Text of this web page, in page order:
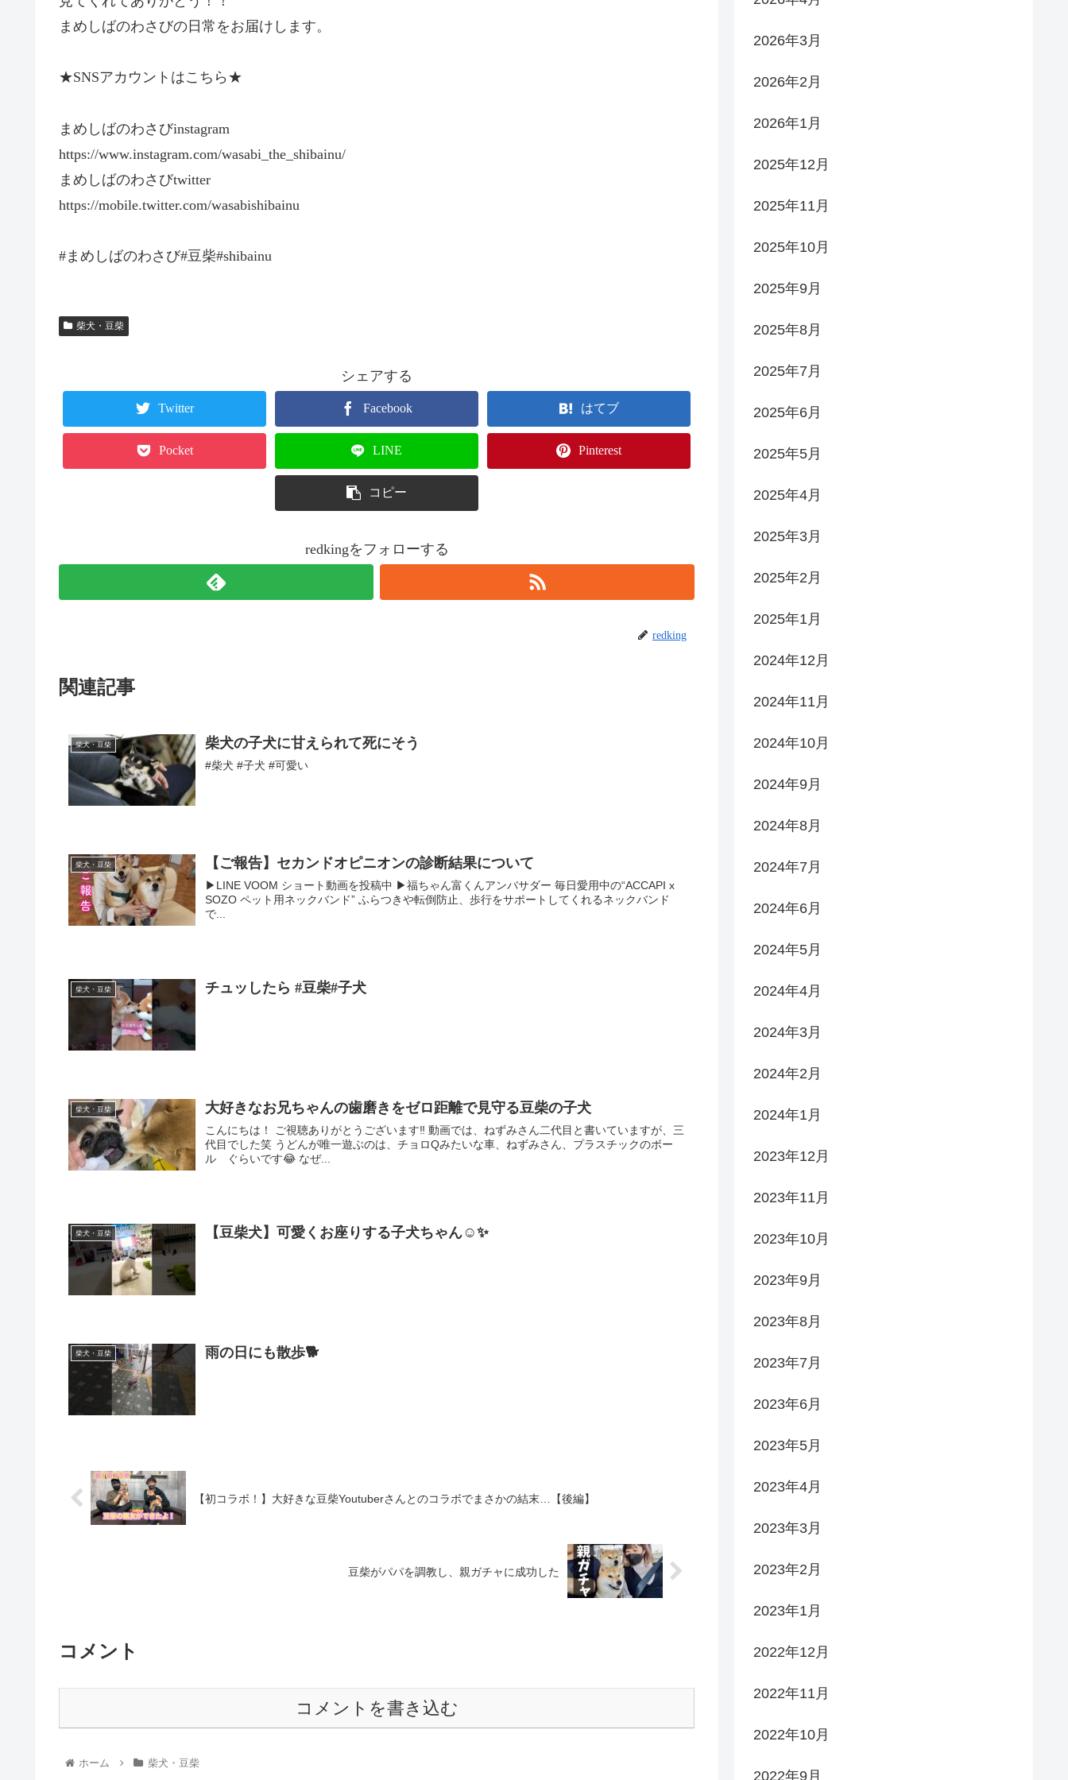
まめしばのわさびの日常をお届けします。
★SNSアカウントはこちら★
まめしばのわさびinstagram
https://www.instagram.com/wasabi_the_shibainu/
まめしばのわさびtwitter
https://mobile.twitter.com/wasabishibainu
#まめしばのわさび#豆柴#shibainu
柴犬・豆柴
シェアする
Twitter Facebook はてブ
Pocket LINE Pinterest
コピー
redkingをフォローする
redking
関連記事
柴犬・豆柴 柴犬の子犬に甘えられて死にそう
#柴犬 #子犬 #可愛い
柴犬・豆柴 【ご報告】セカンドオピニオンの診断結果について
▶︎LINE VOOM ショート動画を投稿中 ▶︎福ちゃん富くんアンバサダー 毎日愛用中の“ACCAPI x
SOZO ペット用ネックバンド” ふらつきや転倒防止、歩行をサポートしてくれるネックバンド
で...
柴犬・豆柴 チュッしたら #豆柴#子犬
柴犬・豆柴 大好きなお兄ちゃんの歯磨きをゼロ距離で見守る豆柴の子犬
こんにちは！ ご視聴ありがとうございます‼︎ 動画では、ねずみさん二代目と書いていますが、三
代目でした笑 うどんが唯一遊ぶのは、チョロQみたいな車、ねずみさん、プラスチックのボー
ル ぐらいです😂 なぜ...
柴犬・豆柴 【豆柴犬】可愛くお座りする子犬ちゃん☺️✨
柴犬・豆柴 雨の日にも散歩🐕️
【初コラボ！】大好きな豆柴Youtuberさんとのコラボでまさかの結末…【後編】
豆柴がパパを調教し、親ガチャに成功した
コメント
コメントを書き込む
ホーム 柴犬・豆柴
2026年3月
2026年2月
2026年1月
2025年12月
2025年11月
2025年10月
2025年9月
2025年8月
2025年7月
2025年6月
2025年5月
2025年4月
2025年3月
2025年2月
2025年1月
2024年12月
2024年11月
2024年10月
2024年9月
2024年8月
2024年7月
2024年6月
2024年5月
2024年4月
2024年3月
2024年2月
2024年1月
2023年12月
2023年11月
2023年10月
2023年9月
2023年8月
2023年7月
2023年6月
2023年5月
2023年4月
2023年3月
2023年2月
2023年1月
2022年12月
2022年11月
2022年10月
2022年9月